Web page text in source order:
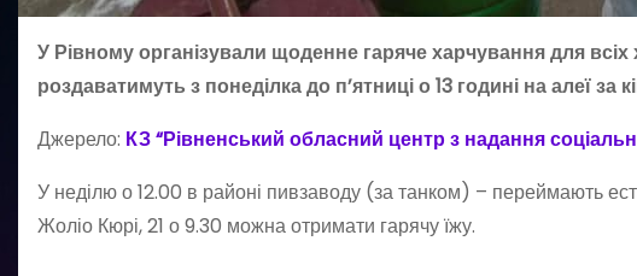
У Рівному організували щоденне гаряче харчування для всіх
роздаватимуть з понеділка до п’ятниці о 13 годині на алеї за
Джерело: КЗ “Рівненський обласний центр з надання
У неділю о 12.00 в районі пивзаводу (за танком) – переймають
Жоліо Кюрі, 21 о 9.30 можна отримати гарячу їжу.